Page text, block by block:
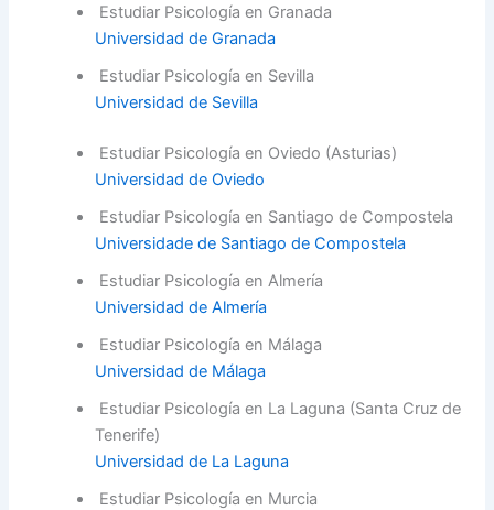
Estudiar Psicología en Granada
Universidad de Granada
Estudiar Psicología en Sevilla
Universidad de Sevilla
Estudiar Psicología en Oviedo (Asturias)
Universidad de Oviedo
Estudiar Psicología en Santiago de Compostela
Universidade de Santiago de Compostela
Estudiar Psicología en Almería
Universidad de Almería
Estudiar Psicología en Málaga
Universidad de Málaga
Estudiar Psicología en La Laguna (Santa Cruz de
Tenerife)
Universidad de La Laguna
Estudiar Psicología en Murcia